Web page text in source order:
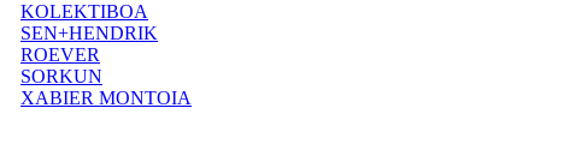
KOLEKTIBOA
SEN+HENDRIK
ROEVER
SORKUN
XABIER MONTOIA